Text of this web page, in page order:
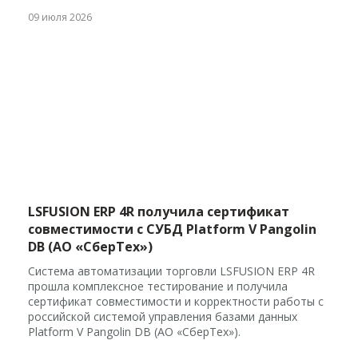
09 июля 2026
LSFUSION ERP 4R получила сертификат
совместимости с СУБД Platform V Pangolin
DB (АО «СберТех»)
Система автоматизации торговли LSFUSION ERP 4R
прошла комплексное тестирование и получила
сертификат совместимости и корректности работы с
российской системой управления базами данных
Platform V Pangolin DB (АО «СберТех»).